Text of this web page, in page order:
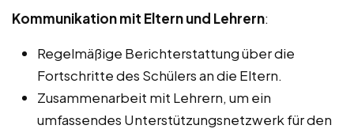
Kommunikation mit Eltern und Lehrern:
Regelmäßige Berichterstattung über die
Fortschritte des Schülers an die Eltern.
Zusammenarbeit mit Lehrern, um ein
umfassendes Unterstützungsnetzwerk für den